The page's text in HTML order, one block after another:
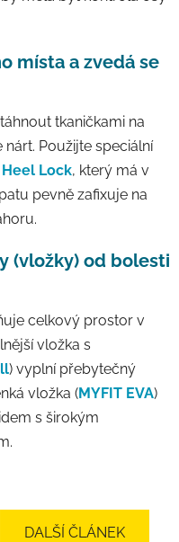
místa a zvedá se
tkaničkami na
Použijte speciální
Heel Lock, který má v
pevně zafixuje na
(vložky) od bolesti
celkový prostor v
vložka s
) vyplní přebytečný
vložka (MYFIT EVA)
s širokým
DALŠÍ ČLÁNEK